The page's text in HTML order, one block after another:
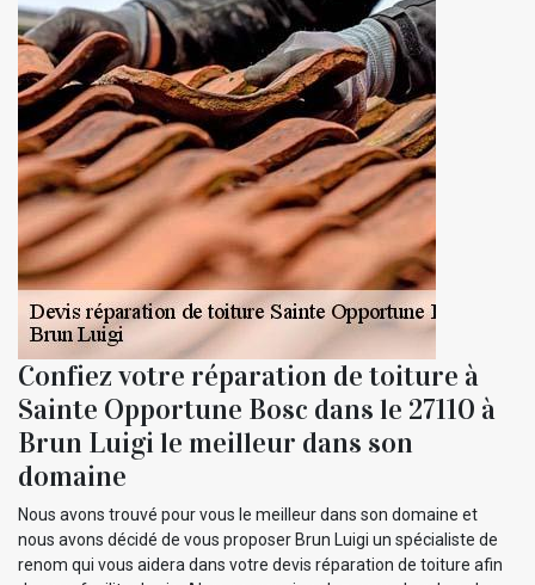
Confiez votre réparation de toiture à
Sainte Opportune Bosc dans le 27110 à
Brun Luigi le meilleur dans son
domaine
Nous avons trouvé pour vous le meilleur dans son domaine et
nous avons décidé de vous proposer Brun Luigi un spécialiste de
renom qui vous aidera dans votre devis réparation de toiture afin